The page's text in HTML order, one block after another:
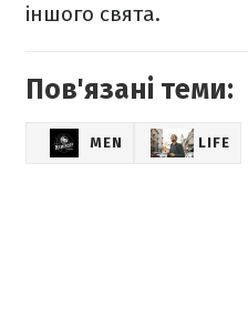
іншого свята.
Пов'язані теми:
MEN LIFE